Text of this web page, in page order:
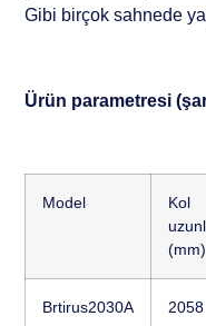
Gibi birçok sahnede
Ürün parametresi
Model
Kol
(mm)
Brtirus2030A 2058